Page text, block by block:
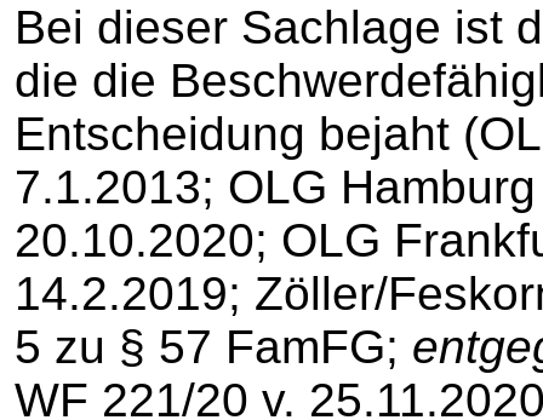
Bei dieser Sachlage ist
die die
Entscheidung bejaht
7.1.2013; OLG
20.10.2020; OLG
14.2.2019; Zöller/
5 zu § 57 FamFG;
WF 221/20 v.